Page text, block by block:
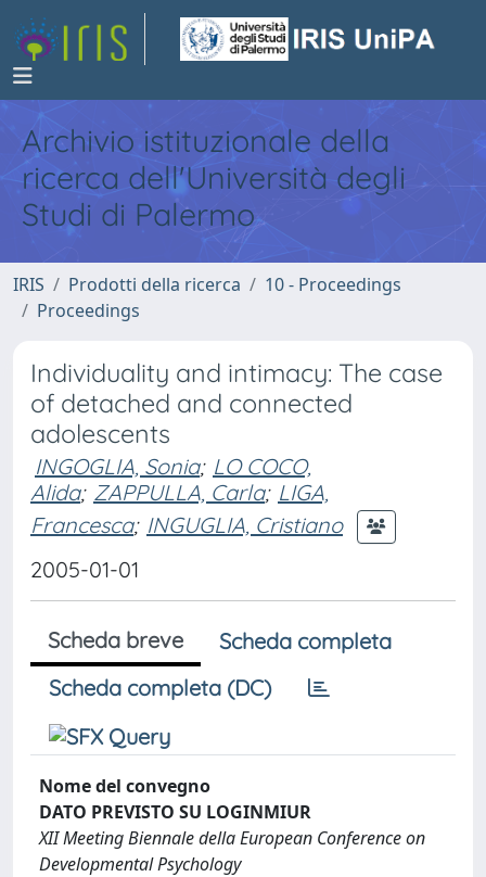
Archivio istituzionale della
ricerca dell'Università degli
Studi di Palermo
IRIS Prodotti della ricerca
10 - Proceedings
Proceedings
Individuality and intimacy: The case
of detached and connected
adolescents
INGOGLIA, Sonia; LO COCO,
Alida; ZAPPULLA, Carla; LIGA,
Francesca; INGUGLIA, Cristiano
2005-01-01
Scheda breve
Scheda completa
Scheda completa (DC)
Nome del convegno
DATO PREVISTO SU LOGINMIUR
XII Meeting Biennale della European Conference on
Developmental Psychology